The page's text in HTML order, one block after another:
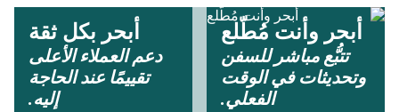
أبحر وأنت مُطّلع
تتبُّع مباشر للسفن
وتحديثات في الوقت
الفعلي.
أبحر بكل ثقة
دعم العملاء الأعلى
تقييمًا عند الحاجة
إليه.